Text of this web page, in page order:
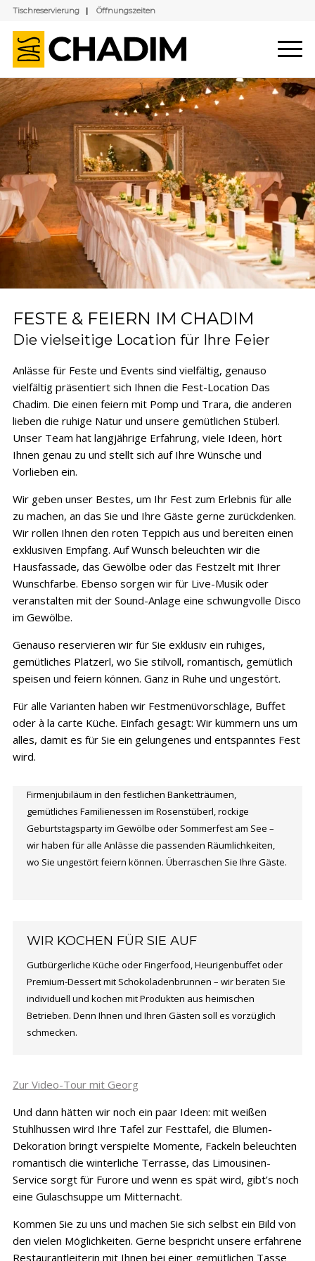
Tischreservierung| Öffnungszeiten
FESTE & FEIERN IM CHADIM
Die vielseitige Location für Ihre Feier
Anlässe für Feste und Events sind vielfältig, genauso
vielfältig präsentiert sich Ihnen die Fest-Location Das
Chadim. Die einen feiern mit Pomp und Trara, die anderen
lieben die ruhige Natur und unsere gemütlichen Stüberl.
Unser Team hat langjährige Erfahrung, viele Ideen, hört
Ihnen genau zu und stellt sich auf Ihre Wünsche und
Vorlieben ein.
Wir geben unser Bestes, um Ihr Fest zum Erlebnis für alle
zu machen, an das Sie und Ihre Gäste gerne zurückdenken.
Wir rollen Ihnen den roten Teppich aus und bereiten einen
exklusiven Empfang. Auf Wunsch beleuchten wir die
Hausfassade, das Gewölbe oder das Festzelt mit Ihrer
Wunschfarbe. Ebenso sorgen wir für Live-Musik oder
veranstalten mit der Sound-Anlage eine schwungvolle Disco
im Gewölbe.
Genauso reservieren wir für Sie exklusiv ein ruhiges,
gemütliches Platzerl, wo Sie stilvoll, romantisch, gemütlich
speisen und feiern können. Ganz in Ruhe und ungestört.
Für alle Varianten haben wir Festmenüvorschläge, Buffet
oder à la carte Küche. Einfach gesagt: Wir kümmern uns um
alles, damit es für Sie ein gelungenes und entspanntes Fest
wird.
Firmenjubiläum in den festlichen Banketträumen,
gemütliches Familienessen im Rosenstüberl, rockige
Geburtstagsparty im Gewölbe oder Sommerfest am See –
wir haben für alle Anlässe die passenden Räumlichkeiten,
wo Sie ungestört feiern können. Überraschen Sie Ihre Gäste.
WIR KOCHEN FÜR SIE AUF
Gutbürgerliche Küche oder Fingerfood, Heurigenbuffet oder
Premium-Dessert mit Schokoladenbrunnen – wir beraten Sie
individuell und kochen mit Produkten aus heimischen
Betrieben. Denn Ihnen und Ihren Gästen soll es vorzüglich
schmecken.
Zur Video-Tour mit Georg
Und dann hätten wir noch ein paar Ideen: mit weißen
Stuhlhussen wird Ihre Tafel zur Festtafel, die Blumen-
Dekoration bringt verspielte Momente, Fackeln beleuchten
romantisch die winterliche Terrasse, das Limousinen-
Service sorgt für Furore und wenn es spät wird, gibt’s noch
eine Gulaschsuppe um Mitternacht.
Kommen Sie zu uns und machen Sie sich selbst ein Bild von
den vielen Möglichkeiten. Gerne bespricht unsere erfahrene
Restaurantleiterin mit Ihnen bei einer gemütlichen Tasse